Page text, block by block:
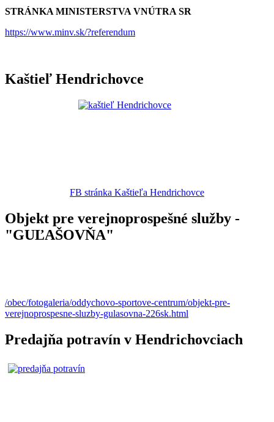
STRÁNKA MINISTERSTVA VNÚTRA SR
https://www.minv.sk/?referendum
Kaštieľ Hendrichovce
FB stránka Kaštieľa Hendrichovce
Objekt pre verejnoprospešné služby -
"GUĽAŠOVŇA"
/obec/fotogaleria/oddychovo-sportove-centrum/objekt-pre-
verejnoprospesne-sluzby-gulasovna-226sk.html
Predajňa potravín v Hendrichovciach